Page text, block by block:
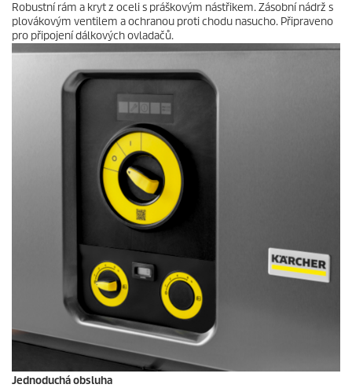
Robustní rám a kryt z oceli s práškovým nástřikem. Zásobní nádrž s
plovákovým ventilem a ochranou proti chodu nasucho. Připraveno
pro připojení dálkových ovladačů.
Jednoduchá obsluha